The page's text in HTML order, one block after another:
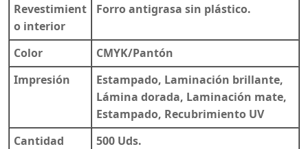
Revestimient
o interior
Forro antigrasa sin plástico.
Color
CMYK/Pantón
Impresión
Estampado, Laminación brillante,
Lámina dorada, Laminación mate,
Estampado, Recubrimiento UV
Cantidad
500 Uds.